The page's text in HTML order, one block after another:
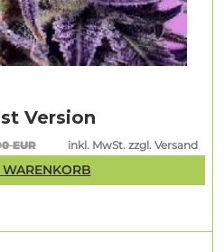
Version
EUR inkl. MwSt. zzgl. Versand